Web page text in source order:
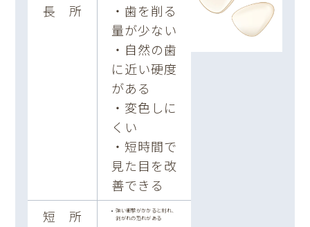
長 所
・歯を削る
量が少ない
・自然の歯
に近い硬度
がある
・変色しに
くい
・短時間で
見た目を改
善できる
短 所
強い衝撃がかかると割れ、
剥がれの恐れがある